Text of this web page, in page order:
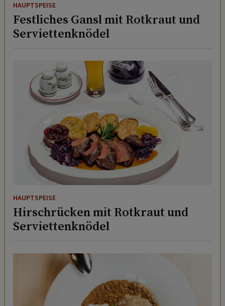
HAUPTSPEISE
Festliches Gansl mit Rotkraut und
Serviettenknödel
HAUPTSPEISE
Hirschrücken mit Rotkraut und
Serviettenknödel